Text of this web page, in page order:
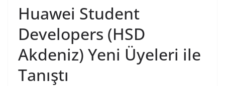
Huawei Student
Developers (HSD
Akdeniz) Yeni Üyeleri ile
Tanıştı